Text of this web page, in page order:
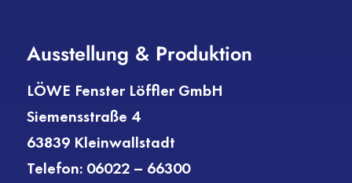
Ausstellung & Produktion
LÖWE Fenster Löffler GmbH
Siemensstraße 4
63839 Kleinwallstadt
Telefon: 06022 – 66300